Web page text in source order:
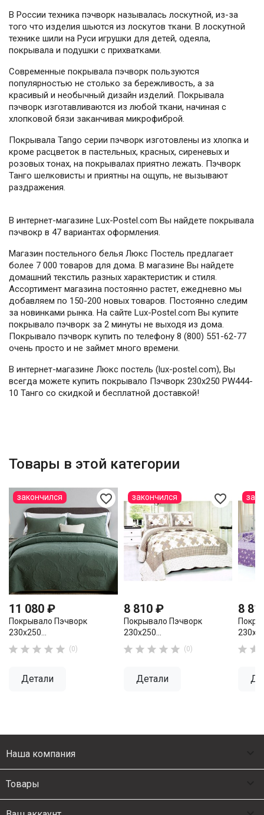
В России техника пэчворк называлась лоскутной, из-за
того что изделия шьются из лоскутов ткани. В лоскутной
технике шили на Руси игрушки для детей, одеяла,
покрывала и подушки с прихватками.
Современные покрывала пэчворк пользуются
популярностью не столько за бережливость, а за
красивый и необычный дизайн изделий. Покрывала
пэчворк изготавливаются из любой ткани, начиная с
хлопковой бязи заканчивая микрофиброй.
Покрывала Tango серии пэчворк изготовлены из хлопка и
кроме расцветок в пастельных, красных, сиреневых и
розовых тонах, на покрывалах приятно лежать. Пэчворк
Танго шелковисты и приятны на ощупь, не вызывают
раздражения.
В интернет-магазине Lux-Postel.com Вы найдете покрывала
пэчвокр в 47 вариантах оформления.
Магазин постельного белья Люкс Постель предлагает
более 7 000 товаров для дома. В магазине Вы найдете
домашний текстиль разных характеристик и стиля.
Ассортимент магазина постоянно растет, ежедневно мы
добавляем по 150-200 новых товаров. Постоянно следим
за новинками рынка. На сайте Lux-Postel.com Вы купите
покрывало пэчворк за 2 минуты не выходя из дома.
Покрывало пэчворк купить по телефону 8 (800) 551-62-77
очень просто и не займет много времени.
В интернет-магазине Люкс постель (lux-postel.com), Вы
всегда можете купить покрывало Пэчворк 230х250 PW444-
10 Танго со скидкой и бесплатной доставкой!
Товары в этой категории
favorite_border
11 080 ₽
Покрывало Пэчворк
230х250...
     (0)
Детали
закончился favorite_border
8 810 ₽
Покрывало Пэчворк
230х250...
     (0)
Детали
закончился
8
 
Наша компания
Товары